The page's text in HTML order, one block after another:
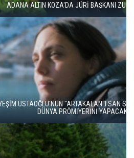
JÜRİ BAŞKANI ZUHAL OLCAY
"ARTAKALAN"I SAN SEBASTIÁN'DA
YAPACAK